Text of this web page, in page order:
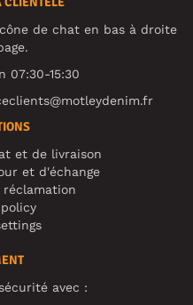
de chat en bas à droite
07:30-15:30
et de livraison
et d'échange
avec :